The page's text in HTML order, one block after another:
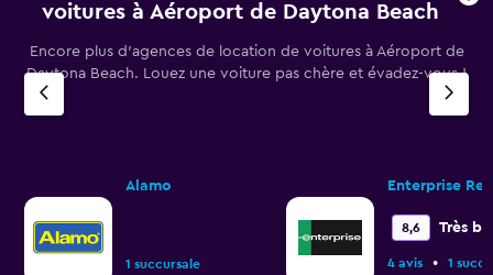
voitures à Aéroport de Daytona Beach
Encore plus d’agences de location de voitures à Aéroport de
Daytona Beach. Louez une voiture pas chère et évadez-vous !
Alamo
1 succursale
Enterprise
8,6 Très
4 avis • 1